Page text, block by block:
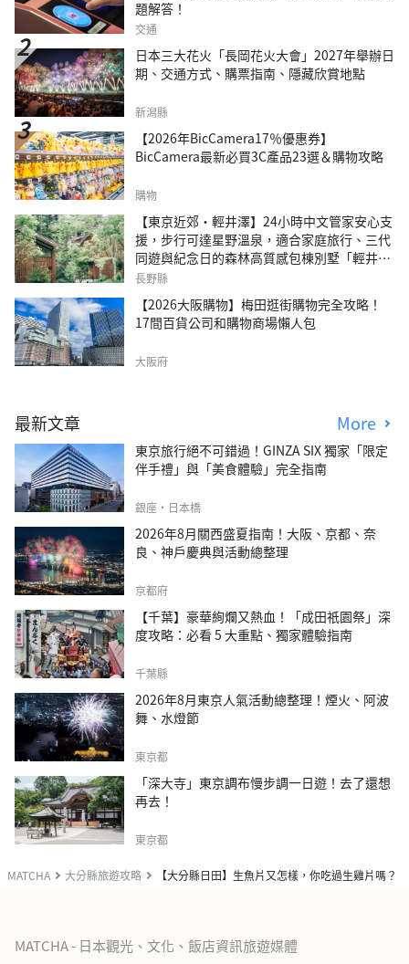
MATCHA 大分縣旅遊攻略 【大分縣日田】生魚片又怎樣，你吃過生雞片嗎？
題解答！
交通
日本三大花火「長岡花火大會」2027年舉辦日
期、交通方式、購票指南、隱藏欣賞地點
新潟縣
【2026年BicCamera17％優惠券】
BicCamera最新必買3C產品23選＆購物攻略
購物
【東京近郊・輕井澤】24小時中文管家安心支
援，步行可達星野溫泉，適合家庭旅行、三代
同遊與紀念日的森林高質感包棟別墅「輕井澤
森四季VILLA」
長野縣
【2026大阪購物】梅田逛街購物完全攻略！
17間百貨公司和購物商場懶人包
大阪府
最新文章 More
東京旅行絕不可錯過！GINZA SIX 獨家「限定
伴手禮」與「美食體驗」完全指南
銀座・日本橋
2026年8月關西盛夏指南！大阪、京都、奈
良、神戶慶典與活動總整理
京都府
【千葉】豪華絢爛又熱血！「成田祇園祭」深
度攻略：必看 5 大重點、獨家體驗指南
千葉縣
2026年8月東京人氣活動總整理！煙火、阿波
舞、水燈節
東京都
「深大寺」東京調布慢步調一日遊！去了還想
再去！
東京都
MATCHA - 日本觀光、文化、飯店資訊旅遊媒體